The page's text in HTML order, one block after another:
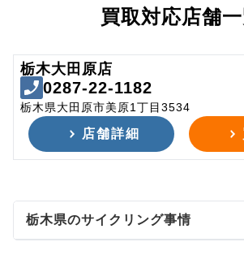
買取対応店舗
栃木大田原店
0287-22-1182
栃木県大田原市美原1丁目3534
店舗詳細
栃木県のサイクリング事情